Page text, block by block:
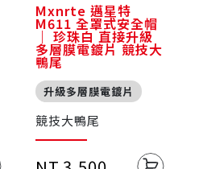
Mxnrte 邁星特
M611 全罩式安全帽
｜ 珍珠白 直接升級
多層膜電鍍片 競技大
鴨尾
升級多層膜電鍍片
競技大鴨尾